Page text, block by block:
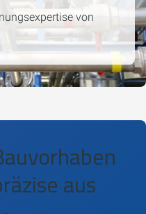
von
aus